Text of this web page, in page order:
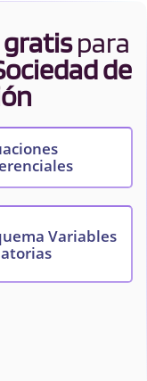
gratispara
de
Variables